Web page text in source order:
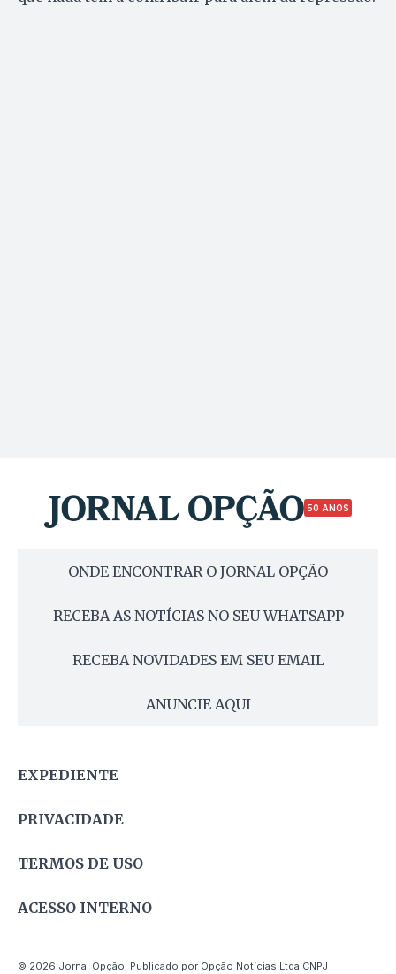
50 ANOS
ONDE ENCONTRAR O JORNAL OPÇÃO
RECEBA AS NOTÍCIAS NO SEU WHATSAPP
RECEBA NOVIDADES EM SEU EMAIL
ANUNCIE AQUI
EXPEDIENTE
PRIVACIDADE
TERMOS DE USO
ACESSO INTERNO
© 2026 Jornal Opção. Publicado por Opção Notícias Ltda CNPJ